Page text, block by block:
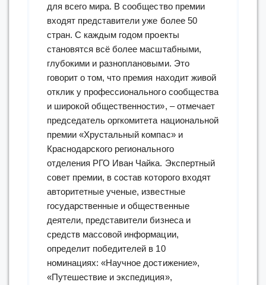
для всего мира. В сообщество премии
входят представители уже более 50
стран. С каждым годом проекты
становятся всё более масштабными,
глубокими и разноплановыми. Это
говорит о том, что премия находит живой
отклик у профессионального сообщества
и широкой общественности», – отмечает
председатель оргкомитета национальной
премии «Хрустальный компас» и
Краснодарского регионального
отделения РГО Иван Чайка. Экспертный
совет премии, в состав которого входят
авторитетные ученые, известные
государственные и общественные
деятели, представители бизнеса и
средств массовой информации,
определит победителей в 10
номинациях: «Научное достижение»,
«Путешествие и экспедиция»,